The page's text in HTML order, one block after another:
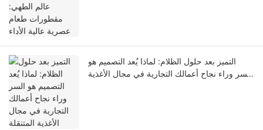
التميز بعد حلول الظلام: لماذا يُعد التصميم هو
السر وراء نجاح أعمالك التجارية في مجال الأغذية